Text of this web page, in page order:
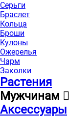
Серьги
Браслет
Кольца
Броши
Кулоны
Ожерелья
Чарм
Заколки
Растения
Мужчинам
Аксессуары